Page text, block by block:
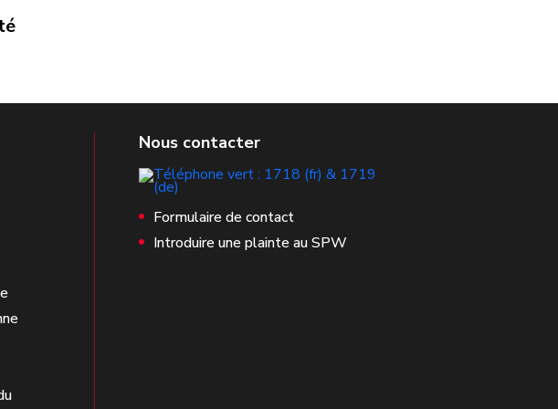
Formulaire de contact
Introduire une plainte au SPW